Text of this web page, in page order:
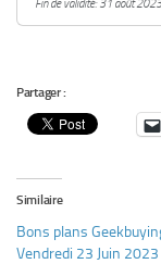
Fin de validité: 31 août 2023
Partager :
Similaire
Bons plans
Vendredi 23 Juin 2023